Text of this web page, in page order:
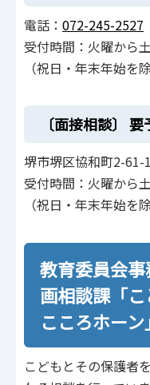
電話： 072-245-2527
受付時間：火曜から
（祝日・年末年始を除
〔面接相談〕 要
堺市堺区協和町2-
受付時間：火曜から
（祝日・年末年始を除
教育委員会
画相談課「
こころホー
こどもとその保護者